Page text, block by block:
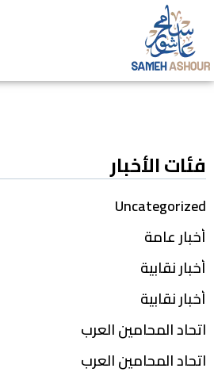
فئات الأخبار
Uncategorized
أخبار عامة
أخبار نقابية
أخبار نقابية
اتحاد المحامين العرب
اتحاد المحامين العرب